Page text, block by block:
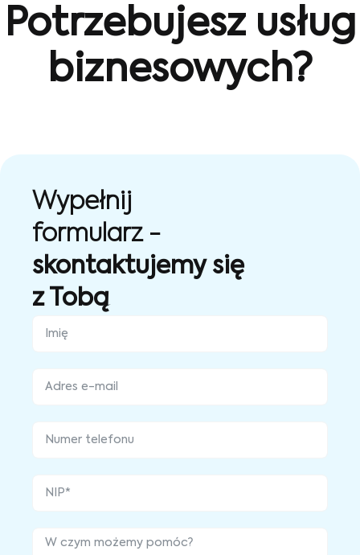
Potrzebujesz usług
biznesowych?
Wypełnij
formularz -
skontaktujemy się
z Tobą